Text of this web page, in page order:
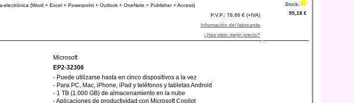
electrónica (Word + Excel + Powerpoint + Outlook + OneNote + Publisher + Access)
P.V.P.: 78,66 € (+IVA)
Información del fabricante
¿Has visto mejor precio?
Stock:
95,18 €
Microsoft
EP2-32306
- Puede utilizarse hasta en cinco dispositivos a la vez
- Para PC, Mac, iPhone, iPad y teléfonos y tabletas Android
- 1 TB (1.000 GB) de almacenamiento en la nube
- Aplicaciones de productividad con Microsoft Copilot